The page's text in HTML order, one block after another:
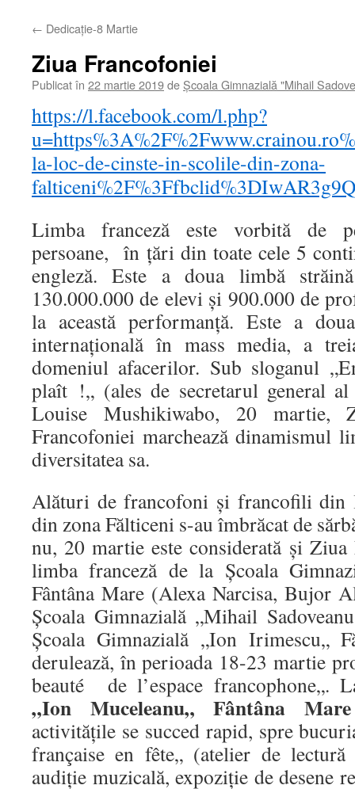
← Dedicație-8 Martie
Ziua Francofoniei
Publicat în 22 martie 2019de Școala Gimnazială "Mihail
https://l.facebook.com/l.php?
la-loc-de-cinste-in-scolile-din-zona-
Limba franceză este vorbită de
persoane, în țări din toate cele 5
engleză. Este a doua limbă
130.000.000 de elevi și 900.000 de
la această performanță. Este a
internațională în mass media, a
domeniul afacerilor. Sub sloganul
plaît !„ (ales de secretarul general al
Louise Mushikiwabo, 20 martie,
Francofoniei marchează dinamismul
diversitatea sa.
Alături de francofoni și francofili din
din zona Fălticeni s-au îmbrăcat de
nu, 20 martie este considerată și
limba franceză de la Școala
Fântâna Mare (Alexa Narcisa, Bujor
Școala Gimnazială „Mihail
Școala Gimnazială „Ion Irimescu„
derulează, în perioada 18-23 martie
beauté de l’espace francophone„.
„Ion Muceleanu„ Fântâna Mare
activitățile se succed rapid, spre
française en fête„ (atelier de
audiție muzicală, expoziție de desene